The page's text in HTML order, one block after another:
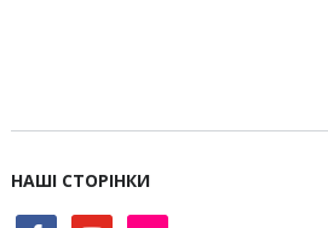
НАШІ СТОРІНКИ